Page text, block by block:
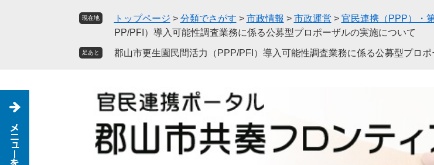
で
ば
現在地 トップページ > 分類でさがす > 市政情報 > 市政運営 > 官民連携（PPP）・
PP/PFI）導入可能性調査業務に係る公募型プロポーザルの実施について
足あと 郡山市更生園民間活力（PPP/PFI）導入可能性調査業務に係る公募型プロ